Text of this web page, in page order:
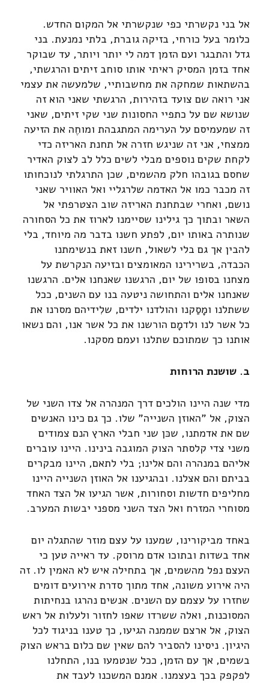
אל בני נקשרתי כפי שנקשרתי אל המקום החדש.
כלומר בעל כורחי, בזיקה גוברת, בלתי נמנעת. בני
גדל והתבגר ועם הזמן דמה לי יותר ויותר, עד שבוקר
אחד בזמן המסיק ראיתי אותו סוחב זיתים והרגשתי,
בהשתאות שמחקה את מחשבותיי, שלמעשה את עצמי
אני רואה שם צועד בזהירות, הרגשתי שאני הוא זה
שנושא שם על כתפיי החסונות שני שקי זיתים, שאני
זה שמעמיסם על הערימה המתגבהת ומוחֶה את הזיעה
ממצחי, אני זה שניגש חזרה אל תחנת האריזה כדי
לקחת שקים נוספים מבלי לשים כלל לב לצוק האדיר
שחסם בגובהו חלק מהשמים, שכן התרגלתי לנוכחותו
זה מכבר כמו אל האדמה שלרגליי ואל האוויר שאני
נושם, ואחרי שבתחנת האריזה שוב הצטרפתי אל
השאר ובתוך כך גילינו שסיימנו לארוז את כל הסחורה
שנותרה באותו יום, לפתע חשנו בדבר מה מיוחד, בלי
להבין אך גם בלי לשאול, חשנו זאת בנשימתנו
הכבדה, בשרירינו המאומצים ובזיעה הנקרשת על
מצחנו בסופו של יום, הרגשנו שאנחנו אלים. הרגשנו
שאנחנו אלים והתחושה ניטעה בנו עם השנים, ככל
ששתלנו ומָסַקנו והולדנו ילדים, שלִידיהם מסרנו את
כל אשר לנו ולדמָם הורשנו את כל אשר אנו, והם נשאו
אותנו כך שמתוכם שתלנו ועמם מסקנו.
ב. שושנת הרוחות
מדי שנה היינו הולכים דרך המנהרה אל צדו השני של
הצוק, אל "האוזן השנייה" שלו. כך גם כינו האנשים
שם את אדמתנו, שכּן שני חבלי הארץ הנם צמודים
משני צדי קלסתר הצוק המוגבה בינינו. היינו עוברים
אליהם במנהרה והם אלינו; בלי לתאם, היינו מבקרים
בביתם והם אצלנו. ובהגיענו אל האוזן השנייה היינו
מחליפים חדשות וסחורות, אשר הגיעו אל הצד האחד
מסוחרי המזרח ואל הצד השני מספני יבשות המערב.
באחד מביקורינו, שמענו על עצם מוזר שהתגלה יום
אחד בשדות ובתוכו אדם מרוסק. עד ראייה טען כי
העצם נפל מהשמים, אך בתחילה איש לא האמין לו. זה
היה אירוע משונה, אחד מתוך סדרת אירועים דומים
שחזרו על עצמם עם השנים. אנשים נהרגו בנחיתות
המסוכנות, ואלה ששרדו שאפו לחזור ולעלות אל ראש
הצוק, אל ארצם שממנה הגיעו, כך טענו בניגוד לכל
היגיון. ניסינו להסביר להם שאין שם כלום בראש הצוק
בשמים, אך עם הזמן, ככל שנטמעו בנו, התחלנו
לפקפק בכך בעצמנו. אמנם המשכנו לעבד את